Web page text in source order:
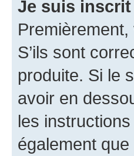
Je suis
S’ils sont
produite. Si le
avoir en
les
également